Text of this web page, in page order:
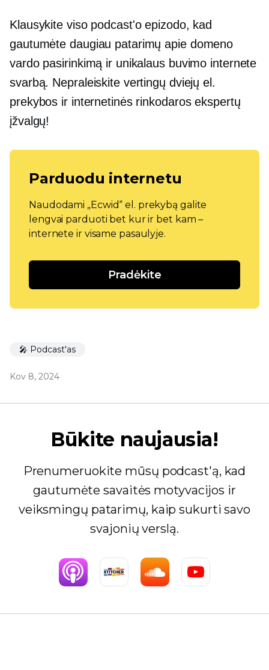
Klausykite viso podcast'o epizodo, kad
gautumėte daugiau patarimų apie domeno
vardo pasirinkimą ir unikalaus buvimo internete
svarbą. Nepraleiskite vertingų dviejų el.
prekybos ir internetinės rinkodaros ekspertų
įžvalgų!
Parduodu internetu
Naudodami „Ecwid“ el. prekybą galite
lengvai parduoti bet kur ir bet kam –
internete ir visame pasaulyje.
Pradėkite
🎤 Podcast'as
Kov 8, 2024
Būkite naujausia!
Prenumeruokite mūsų podcast'ą, kad
gautumėte savaitės motyvacijos ir
veiksmingų patarimų, kaip sukurti savo
svajonių verslą.